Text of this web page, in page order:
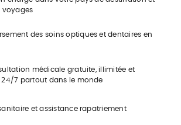
voyages
des soins optiques et dentaires en
médicale gratuite, illimitée et
7 partout dans le monde
et assistance rapatriement